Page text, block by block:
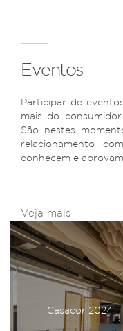
Eventos
Participar de
mais do
São nestes
relacionamento
conhecem e
Veja mais
Casacor 2024